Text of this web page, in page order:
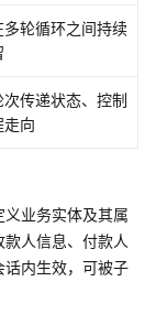
多轮循环之间持续
次传递状态、控制
走向
业务实体及其属
人信息、付款人
内生效，可被子